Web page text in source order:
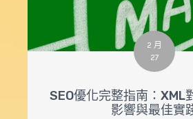
2 月
27
SEO優化完整指南：XML
影響與最佳實